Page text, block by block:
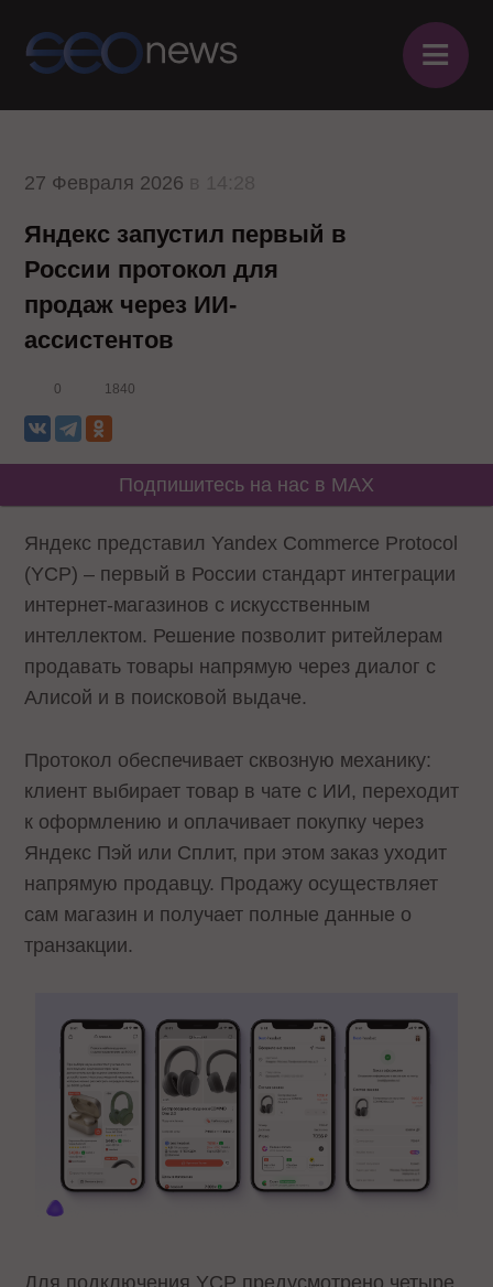
≡
27 Февраля 2026
Яндекс запустил первый в
России протокол для
продаж через ИИ-
ассистентов
0 1840
Подпишитесь на нас в MAX
Яндекс представил Yandex Commerce Protocol
(YCP) – первый в России стандарт интеграции
интернет-магазинов с искусственным
интеллектом. Решение позволит ритейлерам
продавать товары напрямую через диалог с
Алисой и в поисковой выдаче.
Протокол обеспечивает сквозную механику:
клиент выбирает товар в чате с ИИ, переходит
к оформлению и оплачивает покупку через
Яндекс Пэй или Сплит, при этом заказ уходит
напрямую продавцу. Продажу осуществляет
сам магазин и получает полные данные о
транзакции.
Для подключения YCP предусмотрено четыре